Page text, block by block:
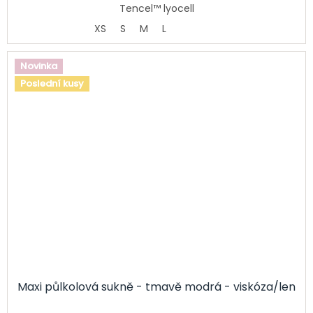
Tencel™ lyocell
XS
S M L
Novinka
Poslední kusy
Maxi půlkolová sukně - tmavě modrá - viskóza/len